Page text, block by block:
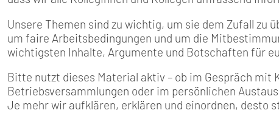
Unsere Themen sind zu wichtig, um sie dem Zufall zu
um faire Arbeitsbedingungen und um die
wichtigsten Inhalte, Argumente und Botschaften für
Bitte nutzt dieses Material aktiv – ob im Gespräch mit
Betriebsversammlungen oder im persönlichen
Je mehr wir aufklären, erklären und einordnen, desto